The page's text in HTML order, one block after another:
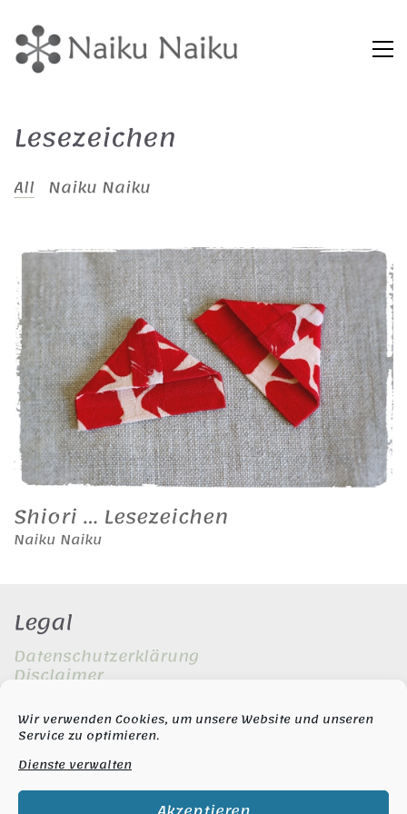
Wir verwenden Cookies, um unsere Website und unseren
Service zu optimieren.
Dienste verwalten
Lesezeichen
All Naiku Naiku
Shiori … Lesezeichen
Naiku Naiku
Legal
Datenschutzerklärung
Disclaimer
Copyright
© Copyright 2020-2021 |